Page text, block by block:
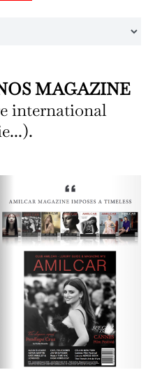
MAGAZINE
international